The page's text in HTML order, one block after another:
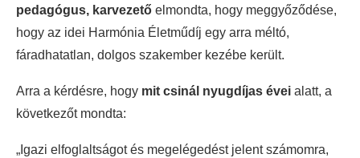
pedagógus, karvezető elmondta, hogy meggyőződése,
hogy az idei Harmónia Életműdíj egy arra méltó,
fáradhatatlan, dolgos szakember kezébe került.
Arra a kérdésre, hogy mit csinál nyugdíjas évei alatt, a
következőt mondta:
„Igazi elfoglaltságot és megelégedést jelent számomra,